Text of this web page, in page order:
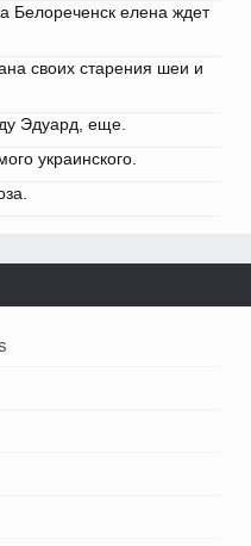
Белореченск елена ждет
своих старения шеи и
Эдуард, еще.
украинского.